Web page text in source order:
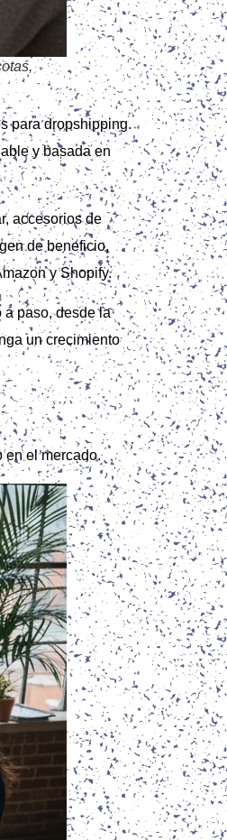
para dropshipping.
y basada en
accesorios de
de beneficio,
y Shopify.
a paso, desde la
un crecimiento
en el mercado.